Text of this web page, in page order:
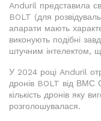
Anduril представила
BOLT (для
апарати мають
виконують подібні
штучним інтелектом,
У 2024 році Anduril
дронів BOLT від
кількість дронів яку
розголошувалася.